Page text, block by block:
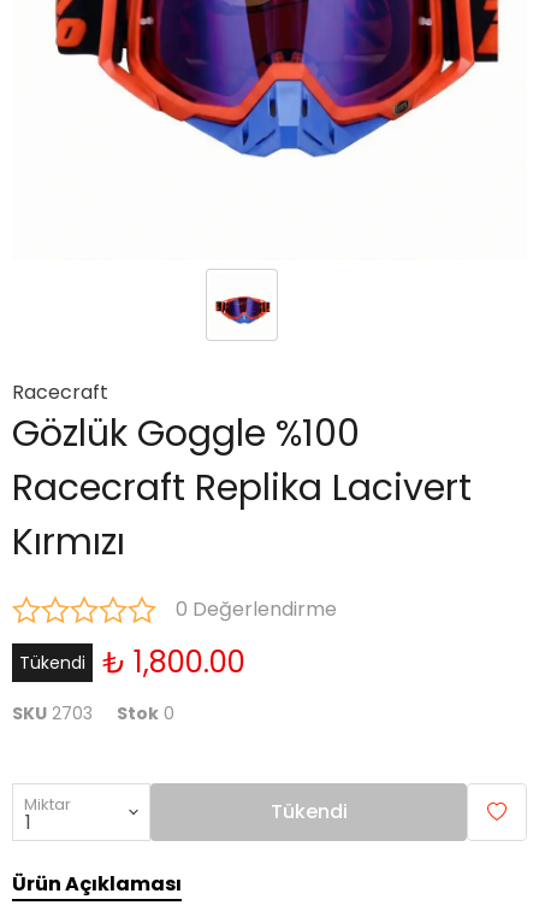
Racecraft
Gözlük Goggle %100
Racecraft Replika Lacivert
Kırmızı
0 Değerlendirme
Tükendi ₺ 1,800.00
SKU 2703 Stok 0
Miktar Tükendi
Ürün Açıklaması